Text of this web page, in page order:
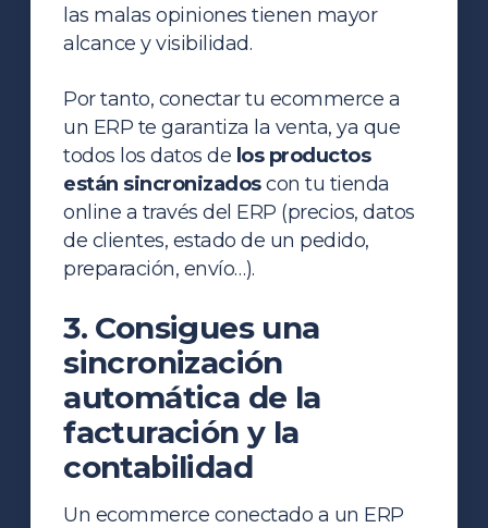
las malas opiniones tienen mayor
alcance y visibilidad.
Por tanto, conectar tu ecommerce a
un ERP te garantiza la venta, ya que
todos los datos de los productos
están sincronizadoscon tu tienda
online a través del ERP (precios, datos
de clientes, estado de un pedido,
preparación, envío…).
3. Consigues una
sincronización
automática de la
facturación y la
contabilidad
Un ecommerce conectado a un ERP